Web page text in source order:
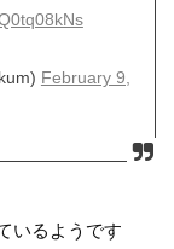
February 9,
いるようです